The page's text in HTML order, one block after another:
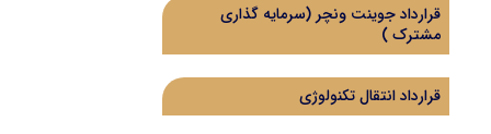
قرارداد جوینت ونچر (سرمایه گذاری
مشترک )
قرارداد انتقال تکنولوژی